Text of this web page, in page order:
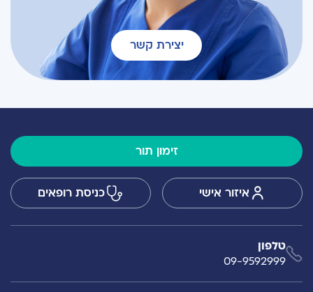
יצירת קשר
זימון תור
איזור אישי כניסת רופאים
טלפון
09-9592999